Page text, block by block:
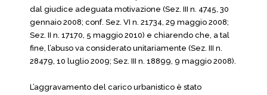
dal giudice adeguata motivazione (Sez. III n. 4745, 30
gennaio 2008; conf. Sez. VI n. 21734, 29 maggio 2008;
Sez. II n. 17170, 5 maggio 2010) e chiarendo che, a tal
fine, l’abuso va considerato unitariamente (Sez. III n.
28479, 10 luglio 2009; Sez. III n. 18899, 9 maggio 2008).
L’aggravamento del carico urbanistico è stato